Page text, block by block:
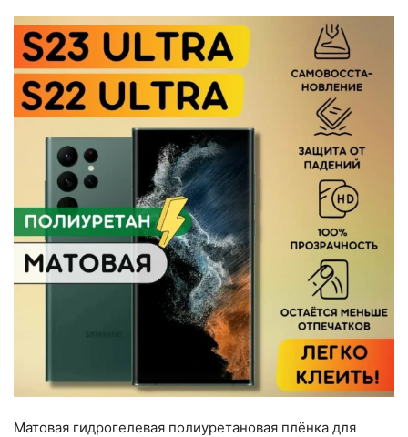
Матовая гидрогелевая полиуретановая плёнка для